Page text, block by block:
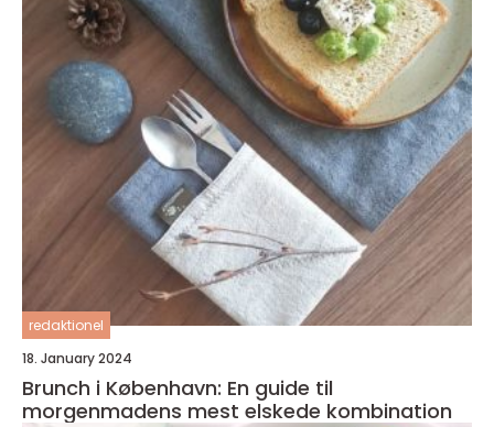
redaktionel
18. January 2024
Brunch i København: En guide til
morgenmadens mest elskede kombination